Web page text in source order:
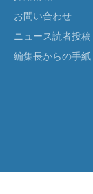
お問い合わせ
ニュース読者投稿
編集長からの手紙